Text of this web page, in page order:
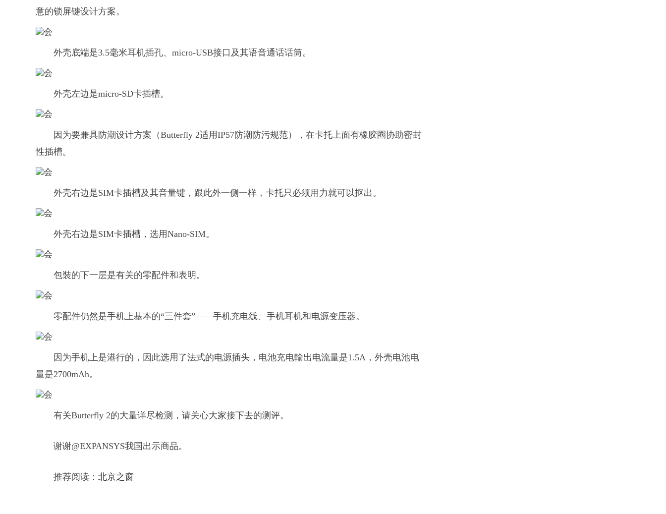
意的锁屏键设计方案。
外壳底端是3.5毫米耳机插孔、micro-USB接口及其语音通话话筒。
外壳左边是micro-SD卡插槽。
因为要兼具防潮设计方案（Butterfly 2适用IP57防潮防污规范），在卡托上面有橡胶圈协助密封
性插槽。
外壳右边是SIM卡插槽及其音量键，跟此外一侧一样，卡托只必须用力就可以抠出。
外壳右边是SIM卡插槽，选用Nano-SIM。
包裝的下一层是有关的零配件和表明。
零配件仍然是手机上基本的“三件套”——手机充电线、手机耳机和电源变压器。
因为手机上是港行的，因此选用了法式的电源插头，电池充电輸出电流量是1.5A，外壳电池电
量是2700mAh。
有关Butterfly 2的大量详尽检测，请关心大家接下去的测评。
谢谢@EXPANSYS我国出示商品。
推荐阅读： 北京之窗